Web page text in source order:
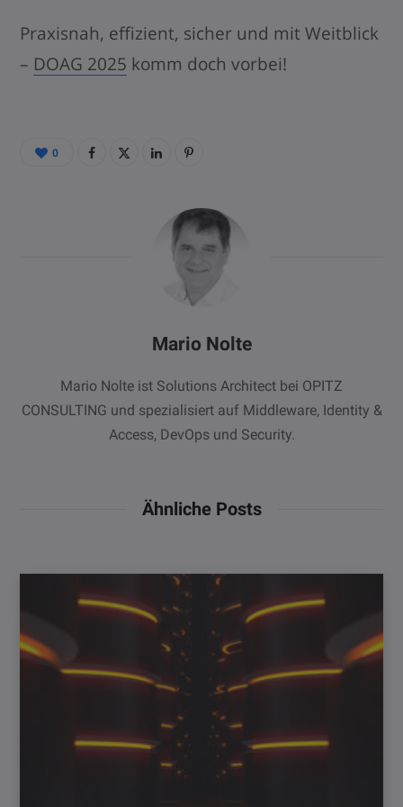
Praxisnah, effizient, sicher und mit Weitblick
– DOAG 2025 komm doch vorbei!
0
Mario Nolte
Mario Nolte ist Solutions Architect bei OPITZ
CONSULTING und spezialisiert auf Middleware, Identity &
Access, DevOps und Security.
Ähnliche Posts